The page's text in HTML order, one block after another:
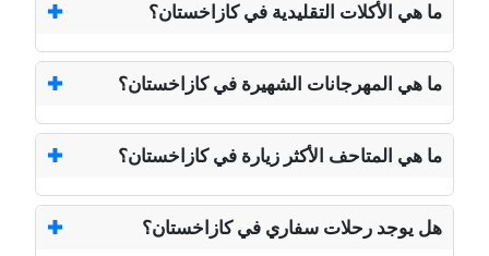
ما هي الأكلات التقليدية في كازاخستان؟
ما هي المهرجانات الشهيرة في كازاخستان؟
ما هي المتاحف الأكثر زيارة في كازاخستان؟
هل يوجد رحلات سفاري في كازاخستان؟